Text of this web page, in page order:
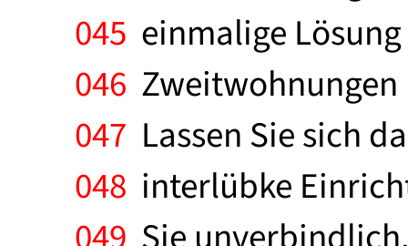
045 einmalige
046
047 Lassen Sie sich
048 interlübke